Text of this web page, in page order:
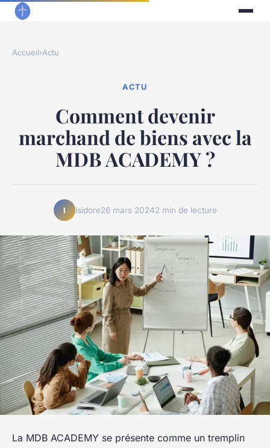
Accueil›Actu
ACTU
Comment devenir
marchand de biens avec la
MDB ACADEMY ?
I isidore26 mars 20242 min de lecture
La MDB ACADEMY se présente comme un tremplin